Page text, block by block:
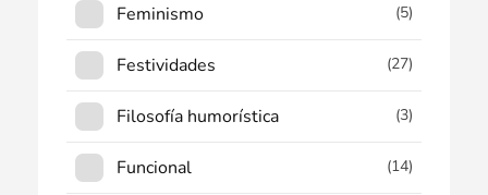
Feminismo (5)
Festividades (27)
Filosofía humorística (3)
Funcional (14)